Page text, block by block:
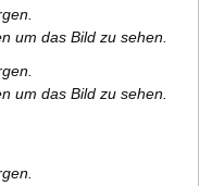
um das Bild zu sehen.
um das Bild zu sehen.